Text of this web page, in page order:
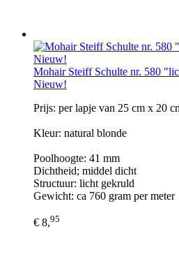
Mohair Steiff Schulte nr. 580
Nieuw!
Prijs: per lapje van 25 cm x 20
Kleur: natural blonde
Poolhoogte: 41 mm
Dichtheid; middel dicht
Structuur: licht gekruld
Gewicht: ca 760 gram per meter
€ 8,95